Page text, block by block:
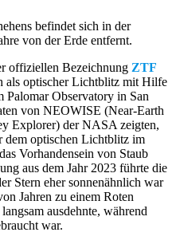
befindet sich in der
von der Erde entfernt.
offiziellen Bezeichnung ZTF
als optischer Lichtblitz mit Hilfe
Observatory in San
von NEOWISE (Near-Earth
Explorer) der NASA zeigten,
dem optischen Lichtblitz im
Vorhandensein von Staub
aus dem Jahr 2023 führte die
Stern eher sonnenähnlich war
Jahren zu einem Roten
ausdehnte, während
war.